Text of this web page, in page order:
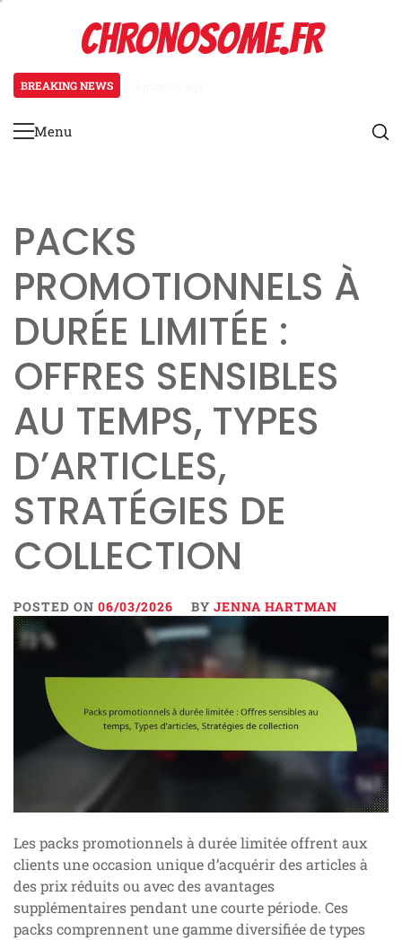
CHRONOSOME.FR
BREAKING NEWS
Primary
Menu
PACKS
PROMOTIONNELS À
DURÉE LIMITÉE :
OFFRES SENSIBLES
AU TEMPS, TYPES
D’ARTICLES,
STRATÉGIES DE
COLLECTION
POSTED ON 06/03/2026 BY JENNA HARTMAN
Les packs promotionnels à durée limitée offrent aux
clients une occasion unique d’acquérir des articles à
des prix réduits ou avec des avantages
supplémentaires pendant une courte période. Ces
packs comprennent une gamme diversifiée de types